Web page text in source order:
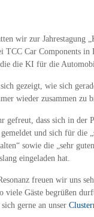
wir zur
TCC Car Components
die KI für die
gezeigt, wie sich
wieder zusammen zu
gefreut, dass sich in der
und sich für die
sowie die „sehr
eingeladen hat.
freuen wir uns
viele Gäste begrüßen
gerne an unser